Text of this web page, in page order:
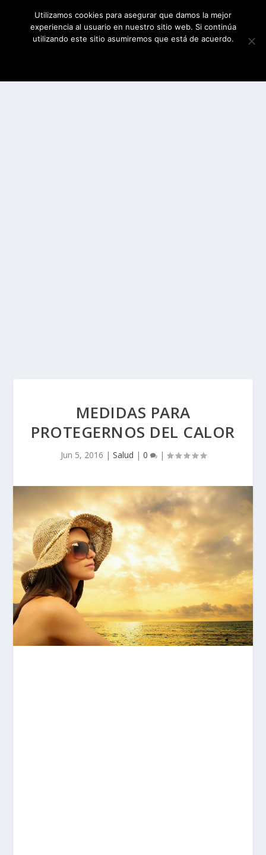
MEDIDAS PARA
PROTEGERNOS DEL CALOR
Jun 5, 2016 | Salud | 0 |
Utilizamos cookies para asegurar que damos la mejor
experiencia al usuario en nuestro sitio web. Si continúa
utilizando este sitio asumiremos que está de acuerdo.